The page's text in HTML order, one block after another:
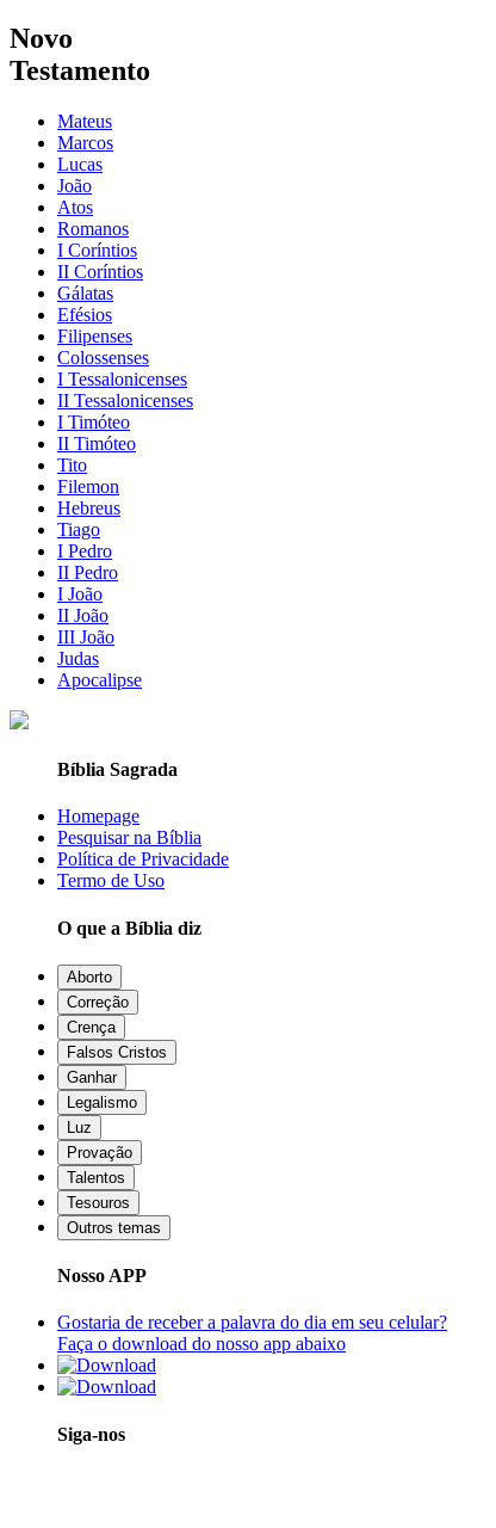
Novo
Testamento
Mateus
Marcos
Lucas
João
Atos
Romanos
I Coríntios
II Coríntios
Gálatas
Efésios
Filipenses
Colossenses
I Tessalonicenses
II Tessalonicenses
I Timóteo
II Timóteo
Tito
Filemon
Hebreus
Tiago
I Pedro
II Pedro
I João
II João
III João
Judas
Apocalipse
Bíblia Sagrada
Homepage
Pesquisar na Bíblia
Política de Privacidade
Termo de Uso
O que a Bíblia diz
Aborto
Correção
Crença
Falsos Cristos
Ganhar
Legalismo
Luz
Provação
Talentos
Tesouros
Outros temas
Nosso APP
Gostaria de receber a palavra do dia em seu celular?
Faça o download do nosso app abaixo
Siga-nos